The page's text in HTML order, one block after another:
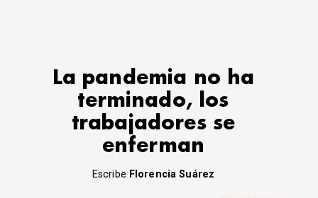
La pandemia no ha
terminado, los
trabajadores se
enferman
Escribe Florencia Suárez